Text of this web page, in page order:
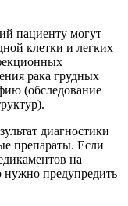
пациенту могут
клетки и легких
рака грудных
(обследование
диагностики
препараты. Если
на
нужно предупредить